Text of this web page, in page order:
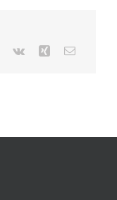
Pinterest
Vk Xing E-